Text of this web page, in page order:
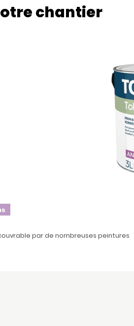
chantier
par de nombreuses peintures